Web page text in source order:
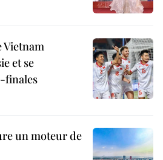
Vietnam
et se
finales
un moteur de